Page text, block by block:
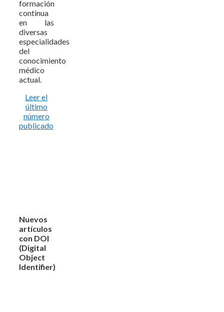
formación
continua
en las
diversas
especialidades
del
conocimiento
médico
actual.
Leer el
último
número
publicado
Nuevos
artículos
con DOI
(Digital
Object
Identifier)